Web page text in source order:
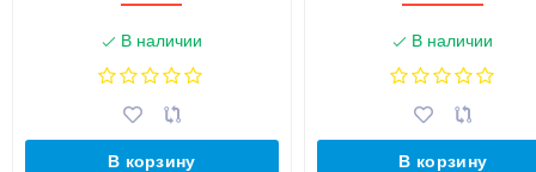
В наличии
В корзину
В наличии
В корзину